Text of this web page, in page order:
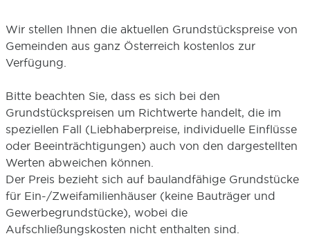
Wir stellen Ihnen die aktuellen Grundstückspreise von
Gemeinden aus ganz Österreich kostenlos zur
Verfügung.
Bitte beachten Sie, dass es sich bei den
Grundstückspreisen um Richtwerte handelt, die im
speziellen Fall (Liebhaberpreise, individuelle Einflüsse
oder Beeinträchtigungen) auch von den dargestellten
Werten abweichen können.
Der Preis bezieht sich auf baulandfähige Grundstücke
für Ein-/Zweifamilienhäuser (keine Bauträger und
Gewerbegrundstücke), wobei die
Aufschließungskosten nicht enthalten sind.